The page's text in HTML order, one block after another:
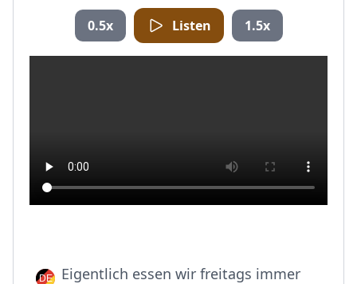
0.5x Listen 1.5x
Eigentlich essen wir freitags immer